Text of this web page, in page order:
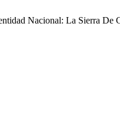
Nacional: La Sierra